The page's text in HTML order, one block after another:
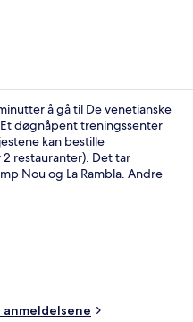
å gå til De venetianske
døgnåpent treningssenter
kan bestille
restauranter). Det tar
Nou og La Rambla. Andre
å gå til Tarragona
anmeldelsene